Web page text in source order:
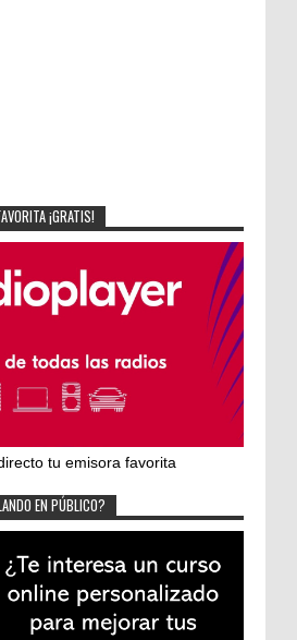
¡GRATIS!
tu emisora favorita
EN PÚBLICO?